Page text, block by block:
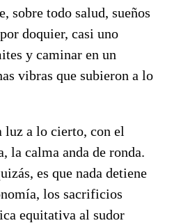
sobre todo salud, sueños
doquier, casi uno
y caminar en un
vibras que subieron a lo
luz a lo cierto, con el
la calma anda de ronda.
es que nada detiene
los sacrificios
equitativa al sudor